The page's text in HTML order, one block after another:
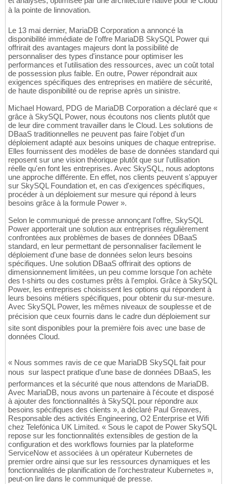
à la pointe de linnovation.
Le 13 mai dernier, MariaDB Corporation a annoncé la
disponibilité immédiate de l'offre MariaDB SkySQL Power qui
offrirait des avantages majeurs dont la possibilité de
personnaliser des types d'instance pour optimiser les
performances et l'utilisation des ressources, avec un coût total
de possession plus faible. En outre, Power répondrait aux
exigences spécifiques des entreprises en matière de sécurité,
de haute disponibilité ou de reprise après un sinistre.
Michael Howard, PDG de MariaDB Corporation a déclaré que «
grâce à SkySQL Power, nous écoutons nos clients plutôt que
de leur dire comment travailler dans le Cloud. Les solutions de
DBaaS traditionnelles ne peuvent pas faire l'objet d'un
déploiement adapté aux besoins uniques de chaque entreprise.
Elles fournissent des modèles de base de données standard qui
reposent sur une vision théorique plutôt que sur l'utilisation
réelle qu'en font les entreprises. Avec SkySQL, nous adoptons
une approche différente. En effet, nos clients peuvent s'appuyer
sur SkySQL Foundation et, en cas d'exigences spécifiques,
procéder à un déploiement sur mesure qui répond à leurs
besoins grâce à la formule Power ».
Selon le communiqué de presse annonçant l'offre, SkySQL
Power apporterait une solution aux entreprises régulièrement
confrontées aux problèmes de bases de données DBaaS
standard, en leur permettant de personnaliser facilement le
déploiement d'une base de données selon leurs besoins
spécifiques. Une solution DBaaS offrirait des options de
dimensionnement limitées, un peu comme lorsque l'on achète
des t-shirts ou des costumes prêts à l'emploi. Grâce à SkySQL
Power, les entreprises choisissent les options qui répondent à
leurs besoins métiers spécifiques, pour obtenir du sur-mesure.
Avec SkySQL Power, les mêmes niveaux de souplesse et de
précision que ceux fournis dans le cadre dun déploiement sur
site sont disponibles pour la première fois avec une base de
données Cloud.
« Nous sommes ravis de ce que MariaDB SkySQL fait pour
nous  sur laspect pratique d'une base de données DBaaS, les
performances et la sécurité que nous attendons de MariaDB.
Avec MariaDB, nous avons un partenaire à l'écoute et disposé
à ajouter des fonctionnalités à SkySQL pour répondre aux
besoins spécifiques des clients », a déclaré Paul Greaves,
Responsable des activités Engineering, O2 Enterprise et Wifi
chez Telefónica UK Limited. « Sous le capot de Power SkySQL
repose sur les fonctionnalités extensibles de gestion de la
configuration et des workflows fournies par la plateforme
ServiceNow et associées à un opérateur Kubernetes de
premier ordre ainsi que sur les ressources dynamiques et les
fonctionnalités de planification de l'orchestrateur Kubernetes »,
peut-on lire dans le communiqué de presse.